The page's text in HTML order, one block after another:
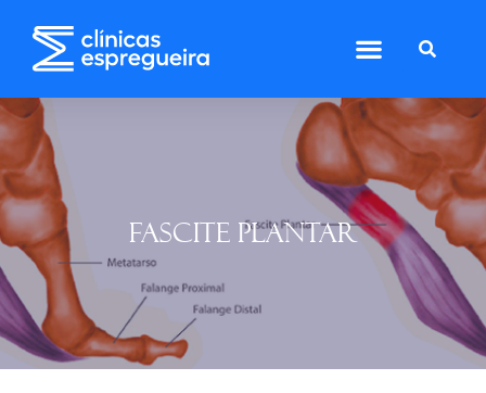
FASCITE PLANTAR